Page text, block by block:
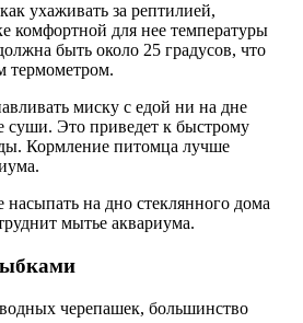
ухаживать за рептилией,
комфортной для нее температуры
быть около 25 градусов, что
термометром.
миску с едой ни на дне
суши. Это приведет к быстрому
Кормление питомца лучше
насыпать на дно стеклянного дома
мытье аквариума.
черепашек, большинство